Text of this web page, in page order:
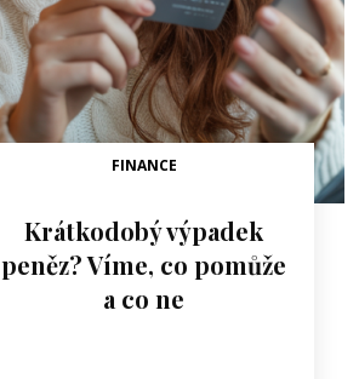
FINANCE
Krátkodobý výpadek
peněz? Víme, co pomůže
a co ne